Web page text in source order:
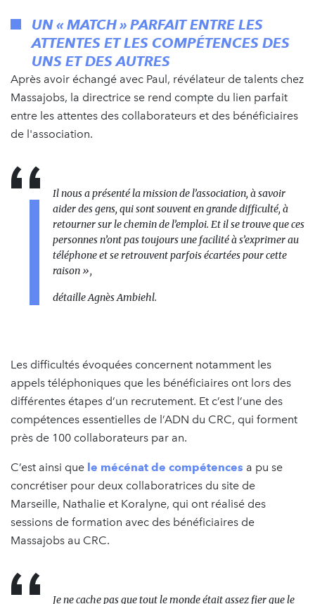
UN « MATCH » PARFAIT ENTRE LES
ATTENTES ET LES COMPÉTENCES DES
UNS ET DES AUTRES
Après avoir échangé avec Paul, révélateur de talents chez
Massajobs, la directrice se rend compte du lien parfait
entre les attentes des collaborateurs et des bénéficiaires
de l'association.
Il nous a présenté la mission de l’association, à savoir
aider des gens, qui sont souvent en grande difficulté, à
retourner sur le chemin de l’emploi. Et il se trouve que ces
personnes n’ont pas toujours une facilité à s’exprimer au
téléphone et se retrouvent parfois écartées pour cette
raison »,
détaille Agnès Ambiehl.
Les difficultés évoquées concernent notamment les
appels téléphoniques que les bénéficiaires ont lors des
différentes étapes d’un recrutement. Et c’est l’une des
compétences essentielles de l’ADN du CRC, qui forment
près de 100 collaborateurs par an.
C’est ainsi que le mécénat de compétences a pu se
concrétiser pour deux collaboratrices du site de
Marseille, Nathalie et Koralyne, qui ont réalisé des
sessions de formation avec des bénéficiaires de
Massajobs au CRC.
Je ne cache pas que tout le monde était assez fier que le